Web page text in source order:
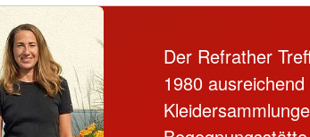
Der Refrather
1980